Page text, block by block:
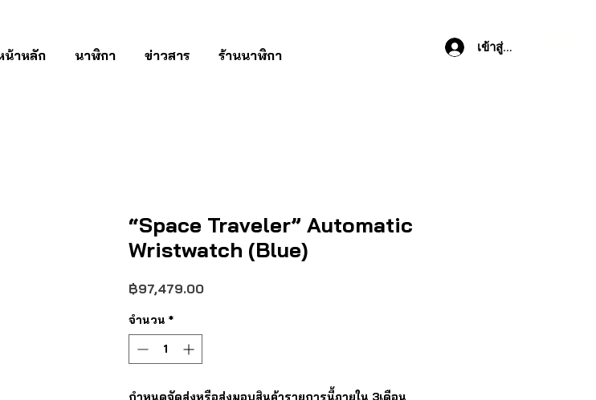
น้าหลัก นาฬิกา ข่าวสาร ร้านนาฬิกา
เข้าสู่ระบบ
“Space Traveler” Automatic
Wristwatch (Blue)
฿97,479.00ราคา
จำนวน *
กำหนดจัดส่งหรือส่งมอบสินค้ารายการนี้ภายใน 3เดือน